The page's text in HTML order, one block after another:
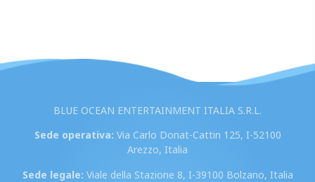
BLUE OCEAN ENTERTAINMENT ITALIA S.R.L.
Sede operativa: Via Carlo Donat-Cattin 125, I-52100
Arezzo, Italia
Sede legale: Viale della Stazione 8, I-39100 Bolzano, Italia